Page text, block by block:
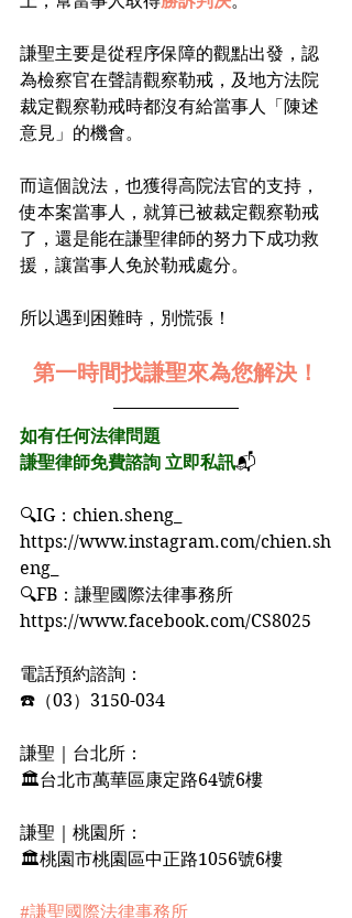
謙聖主要是從程序保障的觀點出發，認
為檢察官在聲請觀察勒戒，及地方法院
裁定觀察勒戒時都沒有給當事人「陳述
意見」的機會。
而這個說法，也獲得高院法官的支持，
使本案當事人，就算已被裁定觀察勒戒
了，還是能在謙聖律師的努力下成功救
援，讓當事人免於勒戒處分。
所以遇到困難時，別慌張！
第一時間找謙聖來為您解決！
如有任何法律問題﻿
謙聖律師免費諮詢 立即私訊📬﻿
🔍IG：chien.sheng_﻿
https://www.instagram.com/chien.sh
eng_﻿
🔍FB：謙聖國際法律事務所﻿
https://www.facebook.com/CS8025﻿
電話預約諮詢：﻿
☎️（03）3150-034﻿
謙聖｜台北所：﻿
🏛台北市萬華區康定路64號6樓﻿
謙聖｜桃園所：﻿
🏛桃園市桃園區中正路1056號6樓﻿
#謙聖國際法律事務所